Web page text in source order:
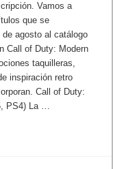
Vamos a
que se
agosto al catálogo
Call of Duty: Modern
taquilleras,
inspiración retro
Call of Duty:
PS4) La …